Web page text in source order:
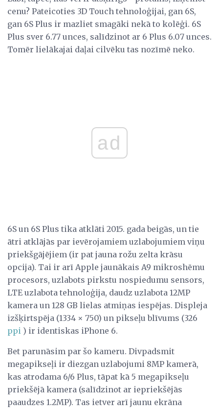
cenu? Pateicoties 3D Touch tehnoloģijai, gan 6S,
gan 6S Plus ir mazliet smagāki nekā to kolēģi. 6S
Plus sver 6.77 unces, salīdzinot ar 6 Plus 6.07 unces.
Tomēr lielākajai daļai cilvēku tas nozīmē neko.
ad
6S un 6S Plus tika atklāti 2015. gada beigās, un tie
ātri atklājās par ievērojamiem uzlabojumiem viņu
priekšgājējiem (ir pat jauna rožu zelta krāsu
opcija). Tai ir arī Apple jaunākais A9 mikroshēmu
procesors, uzlabots pirkstu nospiedumu sensors,
LTE uzlabota tehnoloģija, daudz uzlabota 12MP
kamera un 128 GB lielas atmiņas iespējas. Displeja
izšķirtspēja (1334 × 750) un pikseļu blīvums (326
ppi ) ir identiskas iPhone 6.
Bet parunāsim par šo kameru. Divpadsmit
megapikseļi ir diezgan uzlabojumi 8MP kamerā,
kas atrodama 6/6 Plus, tāpat kā 5 megapikseļu
priekšējā kamera (salīdzinot ar iepriekšējās
paaudzes 1.2MP). Tas ietver arī jaunu ekrāna